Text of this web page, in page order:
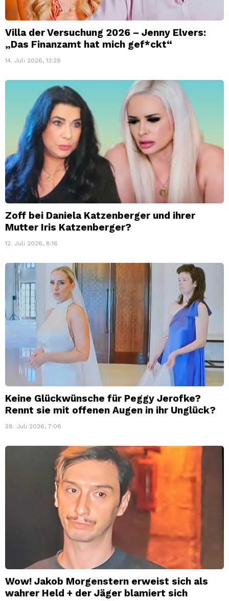
Villa der Versuchung 2026 – Jenny Elvers:
„Das Finanzamt hat mich gef*ckt“
14. Juli 2026, 13:28
Zoff bei Daniela Katzenberger und ihrer
Mutter Iris Katzenberger?
12. Juli 2026, 8:16
Keine Glückwünsche für Peggy Jerofke?
Rennt sie mit offenen Augen in ihr Unglück?
28. Juli 2026, 7:08
Wow! Jakob Morgenstern erweist sich als
wahrer Held + der Jäger blamiert sich